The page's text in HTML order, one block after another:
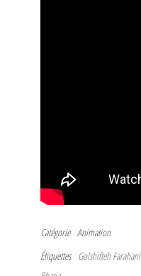
Catégorie Animation
Étiquettes Golshifteh Farahani